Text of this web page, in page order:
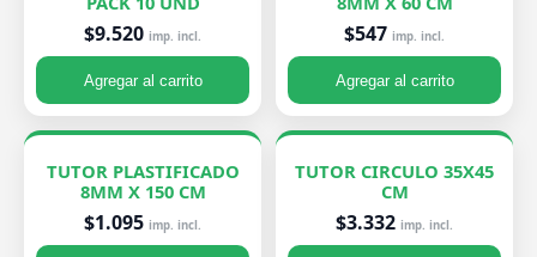
$9.520 imp. incl.
Agregar al carrito
$547 imp. incl.
Agregar al carrito
TUTOR PLASTIFICADO
8MM X 150 CM
$1.095 imp. incl.
TUTOR CIRCULO 35X45
CM
$3.332 imp. incl.